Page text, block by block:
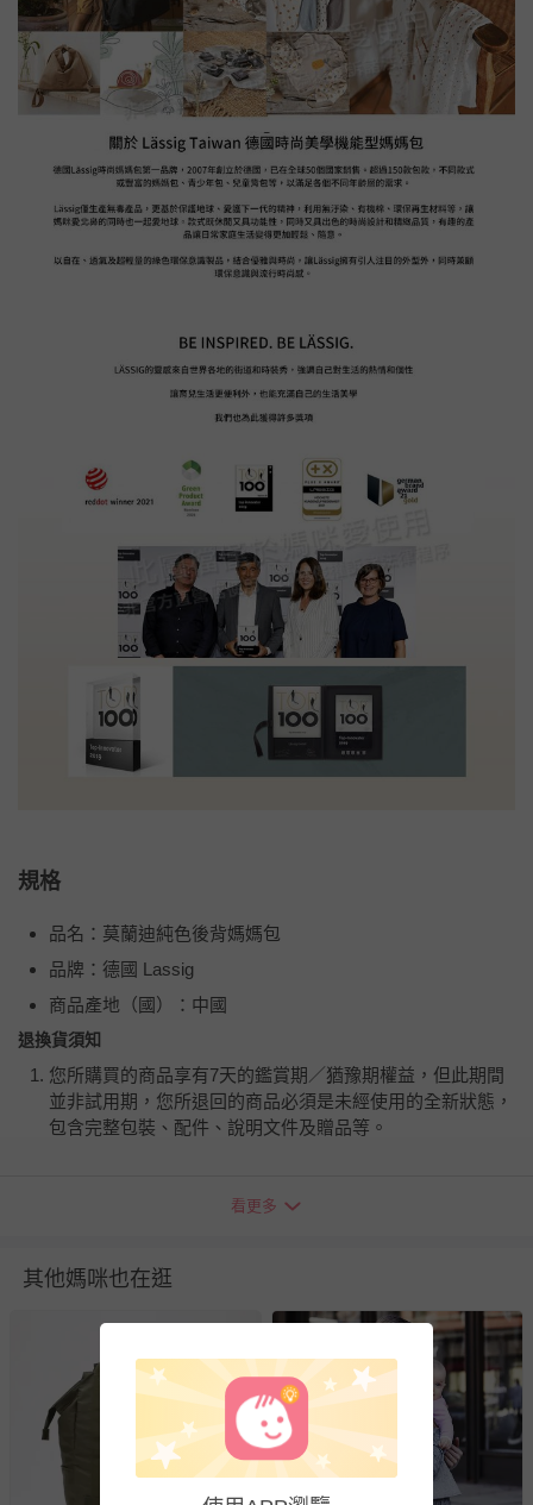
規格
品名：莫蘭迪純色後背媽媽包
品牌：德國 Lassig
商品產地（國）：中國
退換貨須知
您所購買的商品享有7天的鑑賞期／猶豫期權益，但此期間
並非試用期，您所退回的商品必須是未經使用的全新狀態，
包含完整包裝、配件、說明文件及贈品等。
瑕疵退換貨所產生的運費，將由媽咪愛負責處理，若非瑕疵
並點選『我要退貨』即可進行申請。若有相關退貨問題，請
至媽咪愛LINE@客服ID: @mamilove
與服務，謝謝。
針對滿件折/滿額贈…等活動，如因部份退貨，而該訂單保
留商品未達活動門檻，將以原價計算，活動贈品亦需一併退
回。
部分商品依據消費者保護法的規定，不適用七天鑑賞期/猶
看更多
其他媽咪也在逛